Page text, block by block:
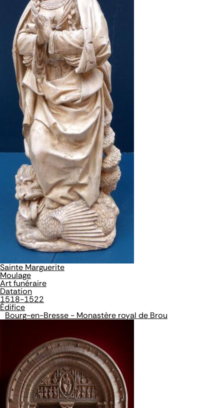
Sainte Marguerite
Moulage
Art funéraire
Datation
1518-1522
Édifice
Bourg-en-Bresse - Monastère royal de Brou